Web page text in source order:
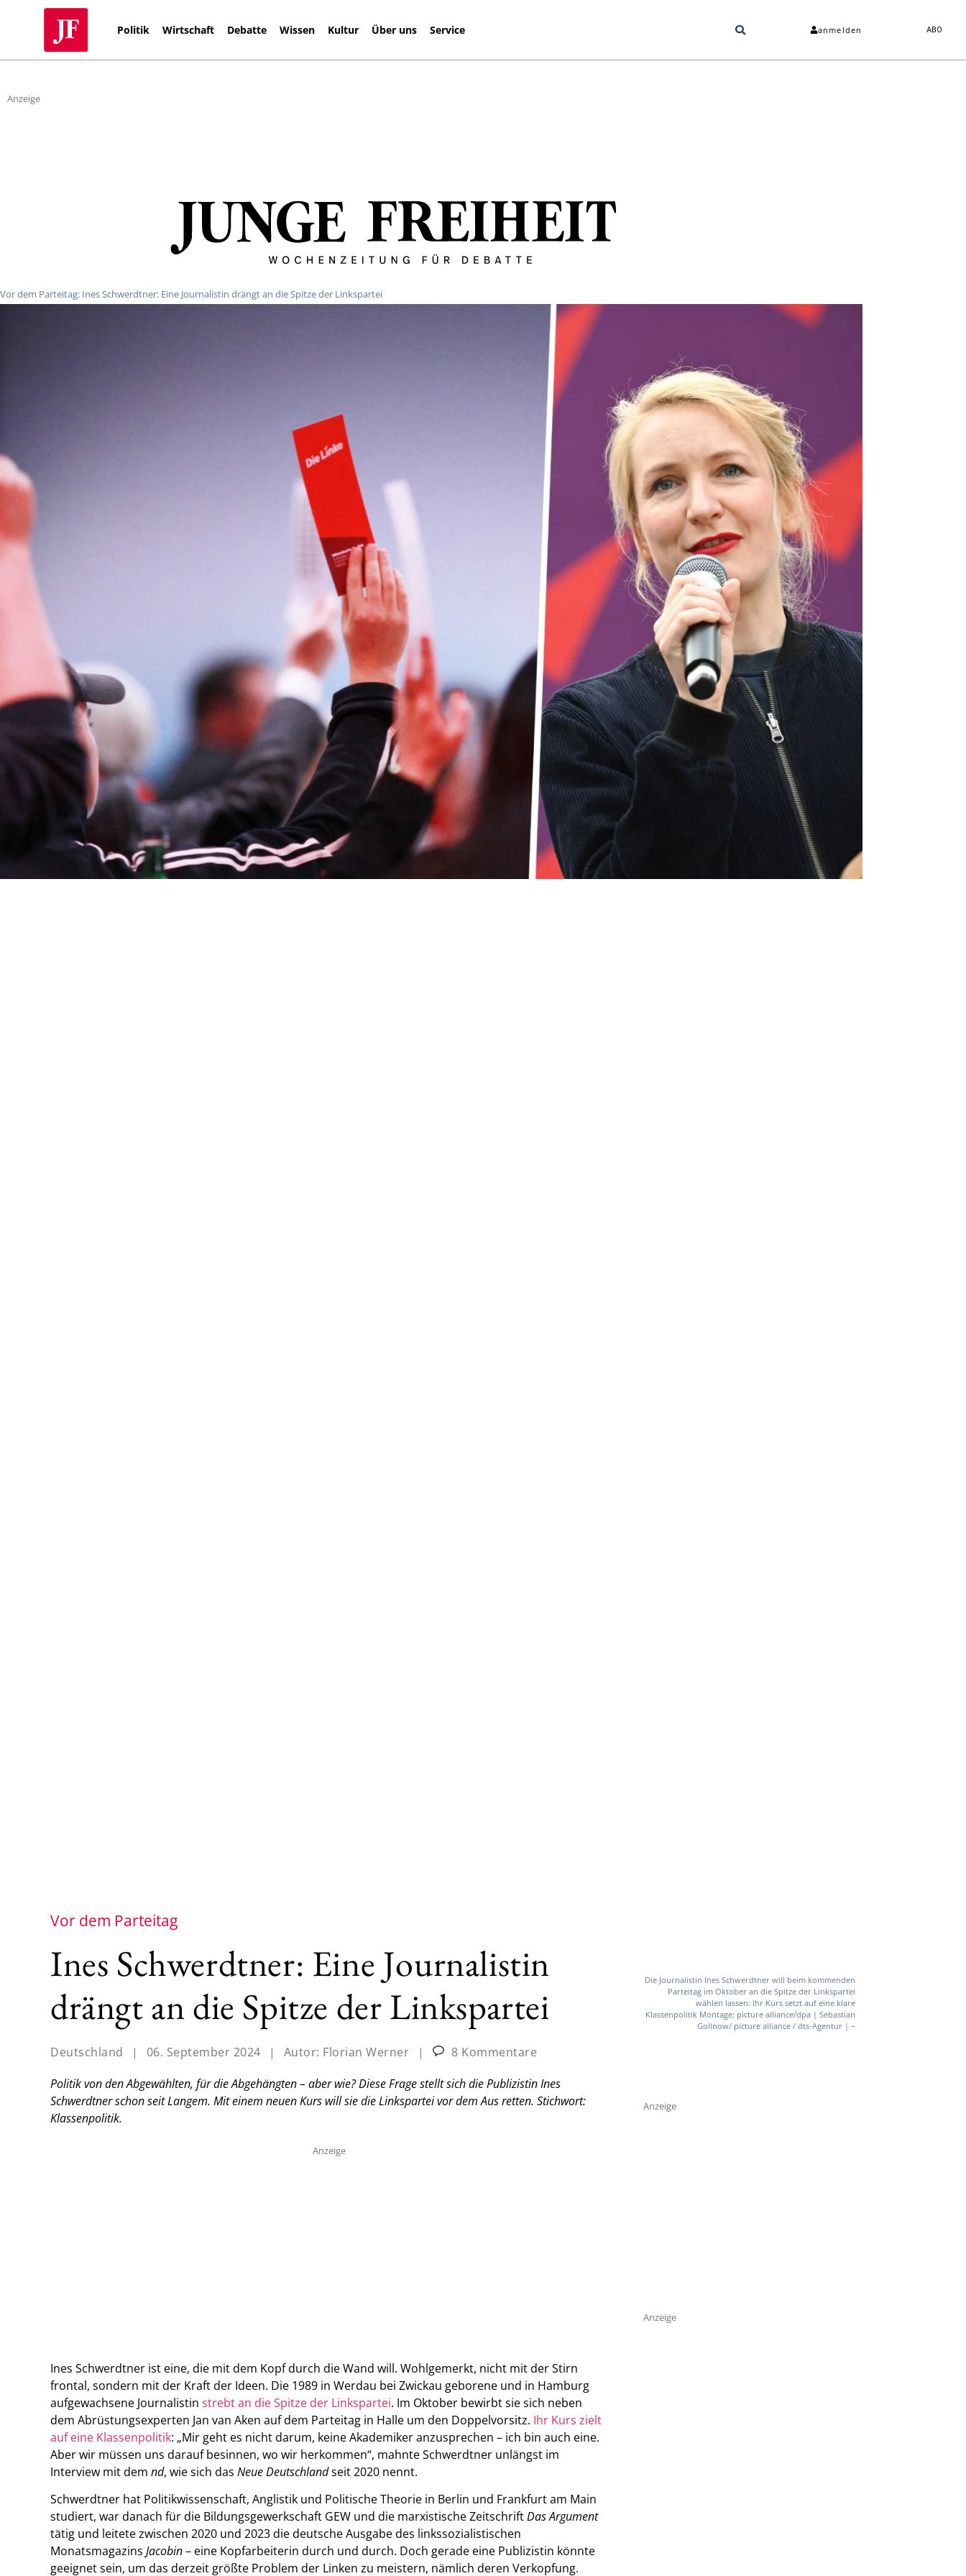
Politik Wirtschaft Debatte Wissen Kultur Über uns Service anmelden ABO
Anzeige
Vor dem Parteitag: Ines Schwerdtner: Eine Journalistin drängt an die Spitze der Linkspartei
Vor dem Parteitag
Ines Schwerdtner: Eine Journalistin
drängt an die Spitze der Linkspartei
Deutschland | 06. September 2024 | Autor: Florian Werner |
8 Kommentare
Politik von den Abgewählten, für die Abgehängten – aber wie? Diese Frage stellt sich die Publizistin Ines
Schwerdtner schon seit Langem. Mit einem neuen Kurs will sie die Linkspartei vor dem Aus retten. Stichwort:
Klassenpolitik.
Anzeige
Ines Schwerdtner ist eine, die mit dem Kopf durch die Wand will. Wohlgemerkt, nicht mit der Stirn
frontal, sondern mit der Kraft der Ideen. Die 1989 in Werdau bei Zwickau geborene und in Hamburg
aufgewachsene Journalistin strebt an die Spitze der Linkspartei. Im Oktober bewirbt sie sich neben
dem Abrüstungsexperten Jan van Aken auf dem Parteitag in Halle um den Doppelvorsitz. Ihr Kurs zielt
auf eine Klassenpolitik: „Mir geht es nicht darum, keine Akademiker anzusprechen – ich bin auch eine.
Aber wir müssen uns darauf besinnen, wo wir herkommen“, mahnte Schwerdtner unlängst im
Interview mit dem nd, wie sich das Neue Deutschlandseit 2020 nennt.
Schwerdtner hat Politikwissenschaft, Anglistik und Politische Theorie in Berlin und Frankfurt am Main
studiert, war danach für die Bildungsgewerkschaft GEW und die marxistische ZeitschriftDas Argument
tätig und leitete zwischen 2020 und 2023 die deutsche Ausgabe des linkssozialistischen
Monatsmagazins Jacobin– eine Kopfarbeiterin durch und durch. Doch gerade eine Publizistin könnte
geeignet sein, um das derzeit größte Problem der Linken zu meistern, nämlich deren Verkopfung.
Die Journalistin Ines Schwerdtner will beim kommenden
Parteitag im Oktober an die Spitze der Linkspartei
wählen lassen: Ihr Kurs setzt auf eine klare
Klassenpolitik Montage: picture alliance/dpa | Sebastian
Gollnow/ picture alliance / dts-Agentur | –
Anzeige
Anzeige